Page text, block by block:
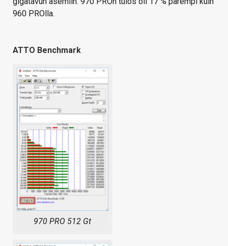
960 PROlla.
ATTO Benchmark
970 PRO 512 Gt